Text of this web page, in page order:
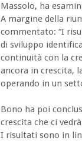
Massolo, ha
A margine della
commentato: “I
di sviluppo
continuità con la
ancora in crescita,
operando in un
Bono ha poi
crescita che ci
I risultati sono in